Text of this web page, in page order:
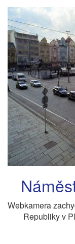
Webkamera
Republiky v